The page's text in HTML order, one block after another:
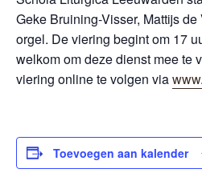
Geke Bruining-Visser, Mattijs
orgel. De viering begint om 17
welkom om deze dienst mee te
viering online te volgen via
Toevoegen aan kalender